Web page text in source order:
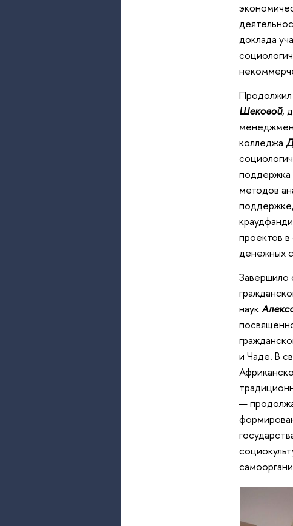
доклада
Продолжил
Шековой,
колледжа
поддержка
методов
проектов
денежных
Завершило
наук
и Чаде. В
—